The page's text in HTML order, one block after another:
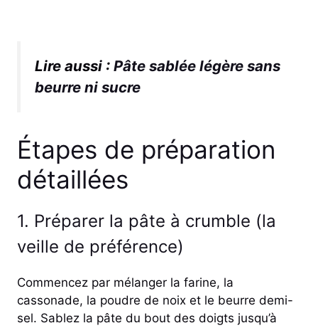
Lire aussi : Pâte sablée légère sans
beurre ni sucre
Étapes de préparation
détaillées
1. Préparer la pâte à crumble (la
veille de préférence)
Commencez par mélanger la farine, la
cassonade, la poudre de noix et le beurre demi-
sel. Sablez la pâte du bout des doigts jusqu’à